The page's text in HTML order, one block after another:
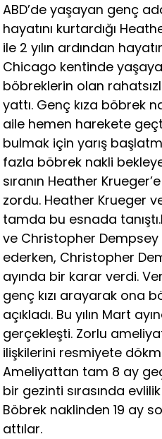
ABD’de yaşayan genç
hayatını kurtardığı
ile 2 yılın ardından
Chicago kentinde
böbreklerin olan
yattı. Genç kıza böbrek
aile hemen harekete
bulmak için yarış
fazla böbrek nakli
sıranın Heather
zordu. Heather Krueger
tamda bu esnada
ve Christopher
ederken, Christopher
ayında bir karar verdi.
genç kızı arayarak ona
açıkladı. Bu yılın Mart
gerçekleşti. Zorlu
ilişkilerini resmiyete
Ameliyattan tam 8 ay
bir gezinti sırasında
Böbrek naklinden 19 ay
attılar.